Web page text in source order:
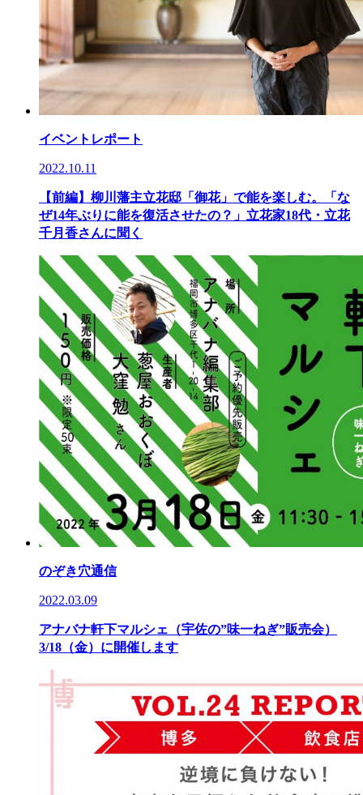
イベントレポート
2022.10.11
【前編】柳川藩主立花邸「御花」で能を楽しむ。「な
ぜ14年ぶりに能を復活させたの？」立花家18代・立花
千月香さんに聞く
のぞき穴通信
2022.03.09
アナバナ軒下マルシェ（宇佐の”味一ねぎ”販売会）
3/18（金）に開催します